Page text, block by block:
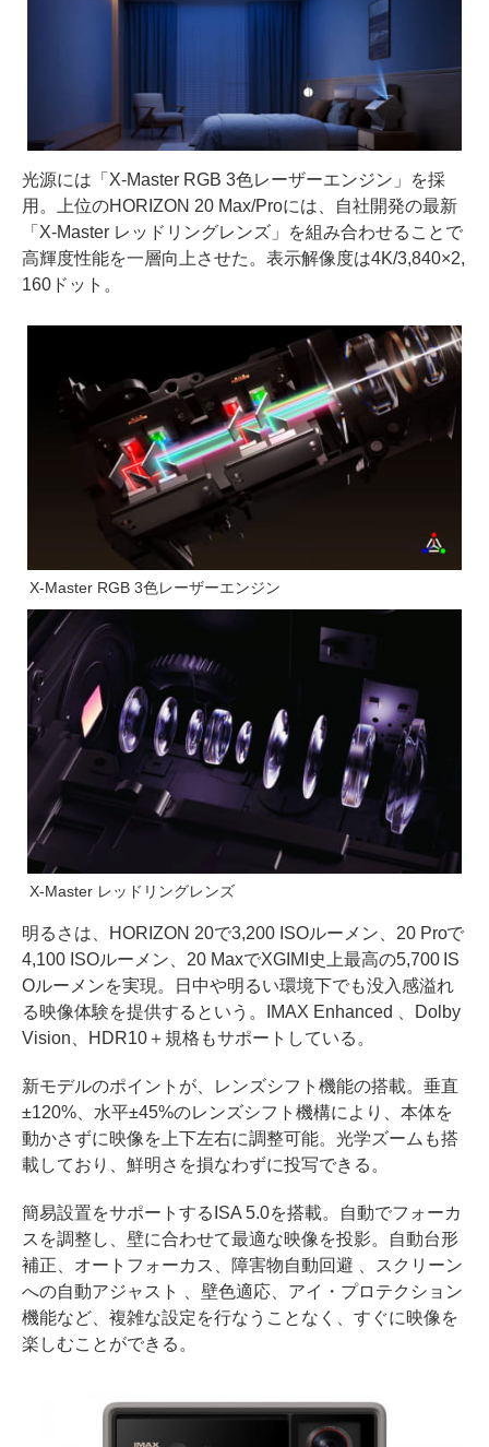
光源には「X-Master RGB 3色レーザーエンジン」を採
用。上位のHORIZON 20 Max/Proには、自社開発の最新
「X-Master レッドリングレンズ」を組み合わせることで
高輝度性能を一層向上させた。表示解像度は4K/3,840×2,
160ドット。
X-Master RGB 3色レーザーエンジン
X-Master レッドリングレンズ
明るさは、HORIZON 20で3,200 ISOルーメン、20 Proで
4,100 ISOルーメン、20 MaxでXGIMI史上最高の5,700 IS
Oルーメンを実現。日中や明るい環境下でも没入感溢れ
る映像体験を提供するという。IMAX Enhanced 、Dolby
Vision、HDR10＋規格もサポートしている。
新モデルのポイントが、レンズシフト機能の搭載。垂直
±120%、水平±45%のレンズシフト機構により、本体を
動かさずに映像を上下左右に調整可能。光学ズームも搭
載しており、鮮明さを損なわずに投写できる。
簡易設置をサポートするISA 5.0を搭載。自動でフォーカ
スを調整し、壁に合わせて最適な映像を投影。自動台形
補正、オートフォーカス、障害物自動回避 、スクリーン
への自動アジャスト 、壁色適応、アイ・プロテクション
機能など、複雑な設定を行なうことなく、すぐに映像を
楽しむことができる。